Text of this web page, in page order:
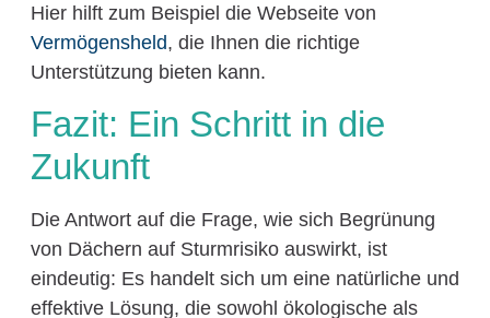
Hier hilft zum Beispiel die Webseite von
Vermögensheld, die Ihnen die richtige
Unterstützung bieten kann.
Fazit: Ein Schritt in die
Zukunft
Die Antwort auf die Frage, wie sich Begrünung
von Dächern auf Sturmrisiko auswirkt, ist
eindeutig: Es handelt sich um eine natürliche und
effektive Lösung, die sowohl ökologische als